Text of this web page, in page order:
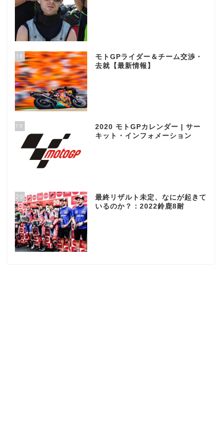
18
モトGPライダー＆チーム交渉・
去就【最新情報】
19
2020 モトGPカレンダー | サー
キット・インフォメーション
20
最終リザルト未定、なにが起きて
いるのか？：2022鈴鹿8耐